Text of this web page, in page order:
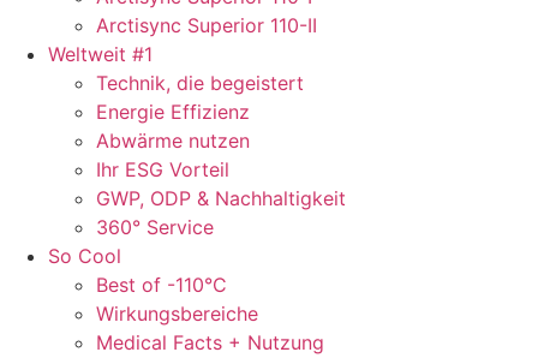
Arctisync Superior 110-II
Weltweit #1
Technik, die begeistert
Energie Effizienz
Abwärme nutzen
Ihr ESG Vorteil
GWP, ODP & Nachhaltigkeit
360° Service
So Cool
Best of -110°C
Wirkungsbereiche
Medical Facts + Nutzung